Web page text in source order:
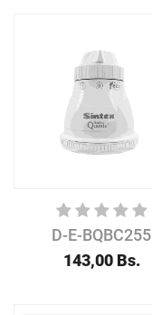
D-E-BQBC255
143,00Bs.